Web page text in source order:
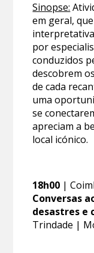
Sinopse:
em geral,
por
conduzidos
descobrem
de cada
uma
se
apreciam a
local icónico.
18h00 |
Conversas
desastres e
Trindade |